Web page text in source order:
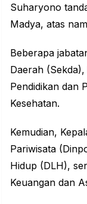
Suharyono
Madya, atas
Beberapa
Daerah
Pendidikan dan
Kesehatan.
Kemudian,
Pariwisata
Hidup (DLH),
Keuangan dan